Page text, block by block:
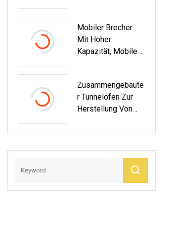
Kies-
Backenbrecher,
Zuschlagstoff-
Ge Zum Neupreis
Mobiler Brecher
Mit Hoher
Kapazität, Mobile
Mobile
Brechanlage
Zusammengebaute
R Tunnelofen Zur
Herstellung Von